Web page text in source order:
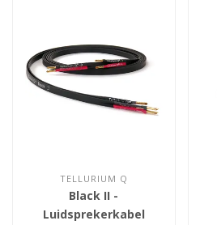
TELLURIUM Q
Black II -
Luidsprekerkabel